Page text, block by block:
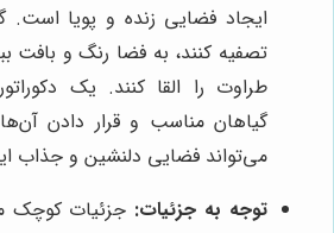
ایجاد فضایی زنده و پویا است.
تصفیه کنند، به فضا رنگ و
طراوت را القا کنند. یک
گیاهان مناسب و قرار دادن
می‌تواند فضایی دلنشین و جذاب
توجه به جزئیات: جزئیات کوچک